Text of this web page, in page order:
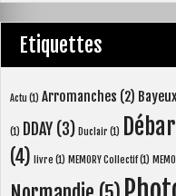
c
e
o
o
k
s
n
g
r
n
t
r
e
t
e
r
Etiquettes
Actu (1) Arromanches (2) Bayeux
(1) DDAY (3) Duclair (1)
(4) livre (1) MEMORY Collectif(1)